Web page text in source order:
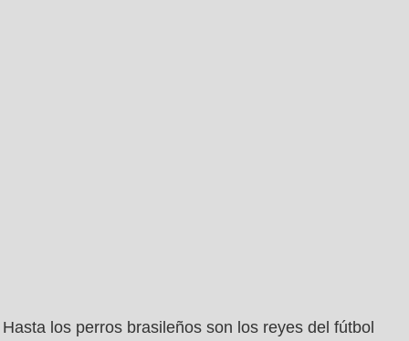
Hasta los perros brasileños son los reyes del fútbol